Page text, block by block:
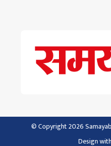
© Copyright 2026
Design with